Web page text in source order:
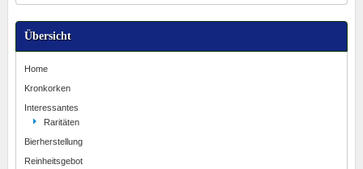
Übersicht
Home
Kronkorken
Interessantes
Raritäten
Bierherstellung
Reinheitsgebot